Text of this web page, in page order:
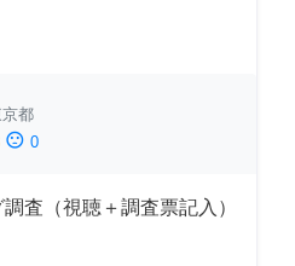
都
sentiment_dissatisfied 0
査（視聴＋調査票記入）